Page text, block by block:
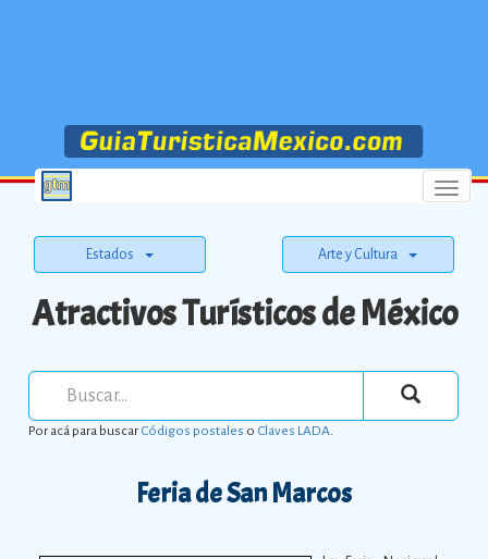
Menu
Estados Arte y Cultura
Atractivos Turísticos de México
Por acá para buscarCódigos postales o Claves LADA.
Feria de San Marcos